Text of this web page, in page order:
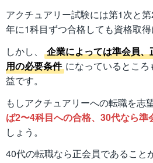
アクチュアリー試験には第1次と第
年に1科目ずつ合格しても資格取得
しかし、
企業によっては準会員
用の必要条件 になっているとこ
益です。
もしアクチュアリーへの転職を志
ば2〜4科目への合格、30代なら準
しょう。
40代の転職なら正会員であること